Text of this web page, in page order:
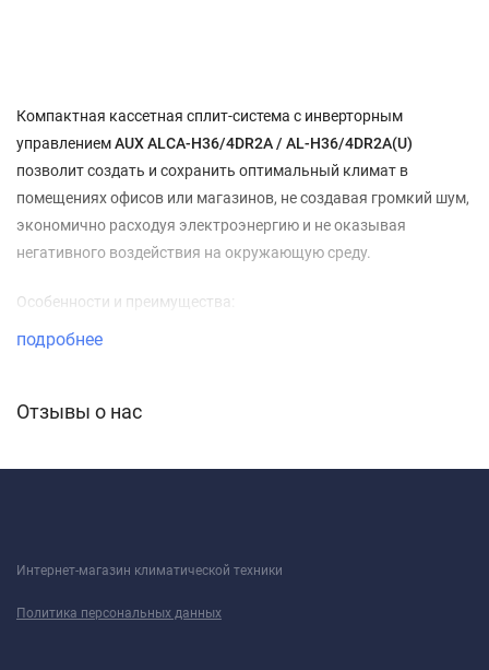
Компактная кассетная сплит-система с инверторным
управлениемAUX ALCA-H36/4DR2А / AL-H36/4DR2A(U)
позволит создать и сохранить оптимальный климат в
помещениях офисов или магазинов, не создавая громкий шум,
экономично расходуя электроэнергию и не оказывая
негативного воздействия на окружающую среду.
Особенности и преимущества:
Небольшие габариты
Самодиагностика неисправностей
Возможность регулировки направления воздушного
потока
подробнее
Отзывы о нас
Интернет-магазин климатической техники
Политика персональных данных